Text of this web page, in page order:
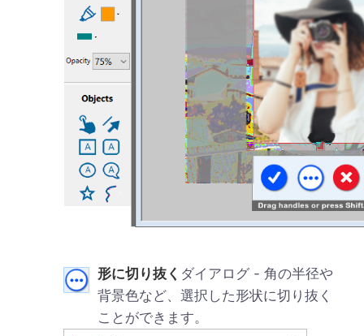
形に切り抜く ダイアログ - 角の半径や
背景色など、選択した形状に切り抜く
ことができます。